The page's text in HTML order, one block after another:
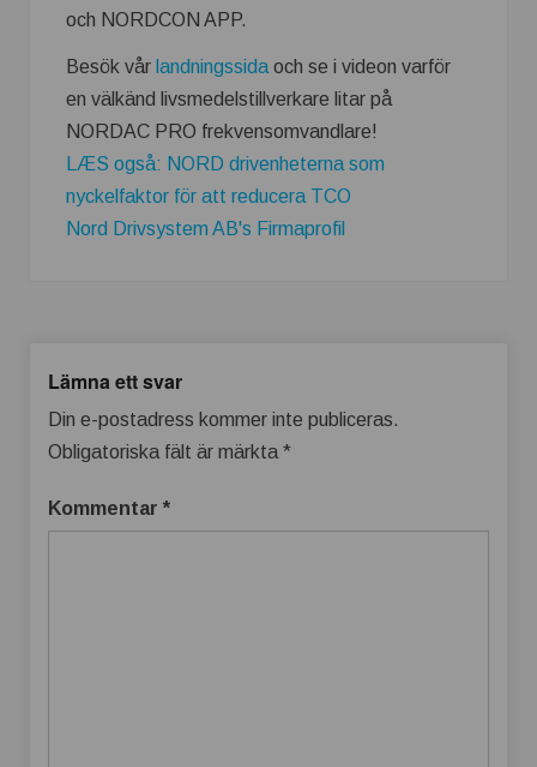
och NORDCON APP.
Besök vår landningssida och se i videon varför
en välkänd livsmedelstillverkare litar på
NORDAC PRO frekvensomvandlare!
LÆS også: NORD drivenheterna som
nyckelfaktor för att reducera TCO
Nord Drivsystem AB's Firmaprofil
Lämna ett svar
Din e-postadress kommer inte publiceras.
Obligatoriska fält är märkta *
Kommentar *